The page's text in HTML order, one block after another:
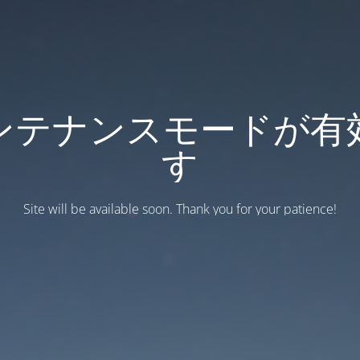
テナンスモードが有
す
Site will be available soon. Thank you for your patience!